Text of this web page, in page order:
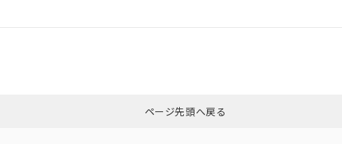
ダウンロードはこちらページ先頭へ戻る